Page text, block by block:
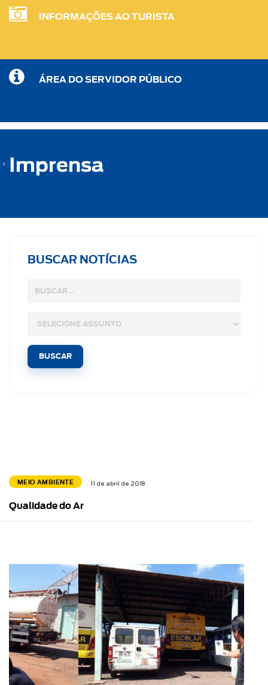
INFORMAÇÕES AO TURISTA
ÁREA DO SERVIDOR PÚBLICO
Imprensa
BUSCAR NOTÍCIAS
MEIO AMBIENTE 11 de abril de 2018
Qualidade do Ar